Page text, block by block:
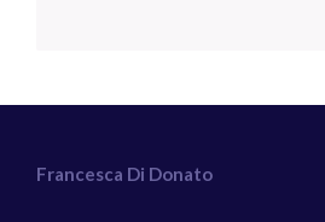
Francesca Di Donato